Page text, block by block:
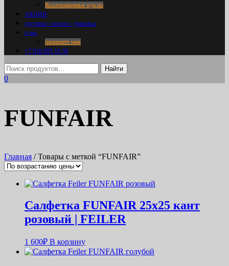
Коллекционные куклы
АКЦИИ
доставка / оплата / упаковка
о нас
напишите нам
+7 916 695 18 36
0
FUNFAIR
Главная / Товары с меткой “FUNFAIR”
Салфетка FUNFAIR 25х25 кант
розовый | FEILER
1 600₽ В корзину